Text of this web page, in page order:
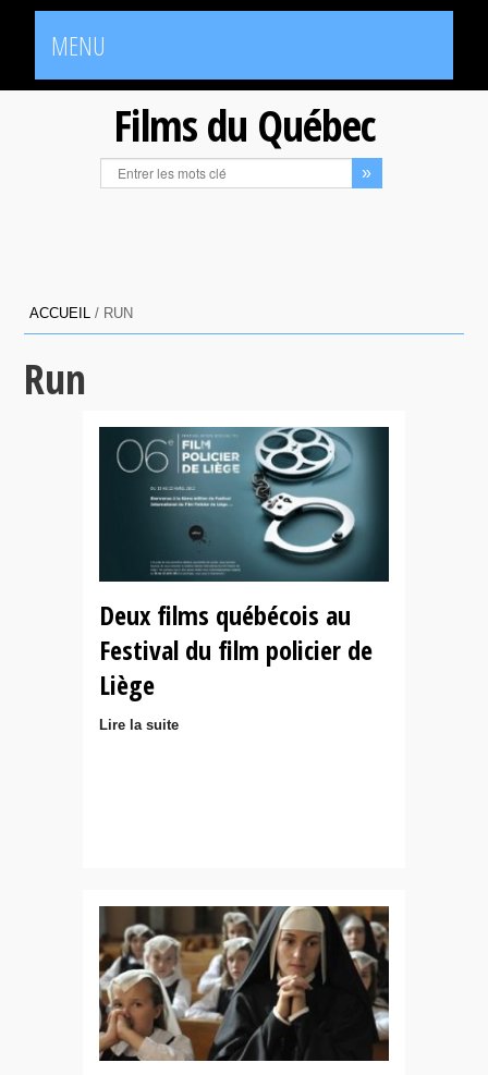
MENU
Films du Québec
ACCUEIL / RUN
Run
Deux films québécois au
Festival du film policier de
Liège
Lire la suite